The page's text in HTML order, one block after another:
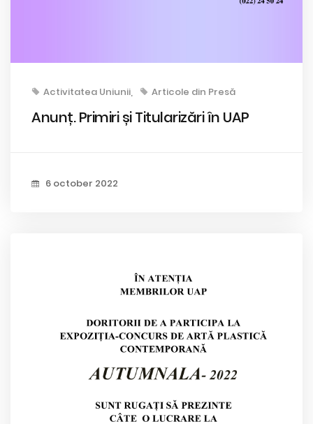
Activitatea Uniunii Articole din Presă
Anunț. Primiri și Titularizări în UAP
6 october 2022